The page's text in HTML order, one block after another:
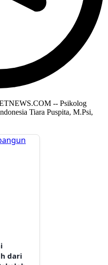
-- Psikolog
Tiara Puspita, M.Psi,
dari